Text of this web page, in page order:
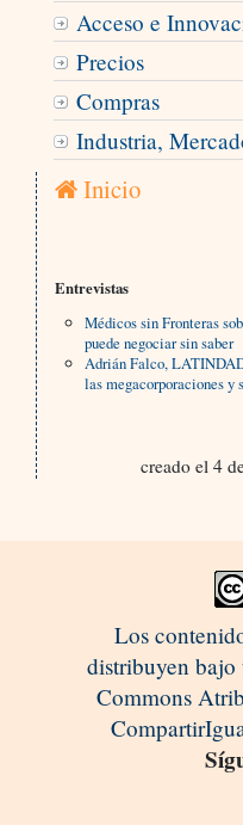
Acceso e
Precios
Compras
Industria,
Inicio
Entrevistas
Médicos sin Fronteras
puede negociar sin saber
Adrián Falco,
las megacorporaciones y
creado el 4
Los
distribuyen
Commons